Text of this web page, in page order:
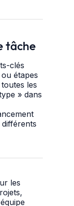
tâche
clés
étapes
les
» dans
différents
les